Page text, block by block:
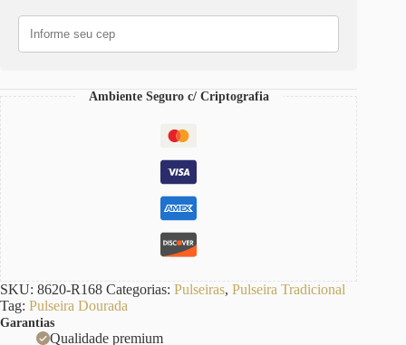
Corrente
quantidade
Ambiente Seguro c/ Criptografia
SKU: 8620-R168 Categorias: Pulseiras, Pulseira Tradicional
Tag: Pulseira Dourada
Garantias
Qualidade premium